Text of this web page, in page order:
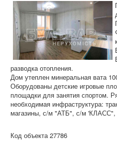
разводка отопления.
Дом утеплен минеральная вата
Оборудованы детские игровые
площадки для занятия спортом.
необходимая инфраструктура:
магазины, с/м "АТБ", с/м 'КЛАСС",
Код объекта 27786